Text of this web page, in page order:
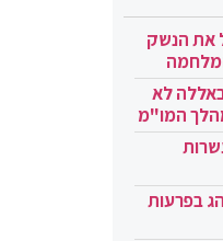
את הנשק
לא
המו"מ
כשנהג בפרעות